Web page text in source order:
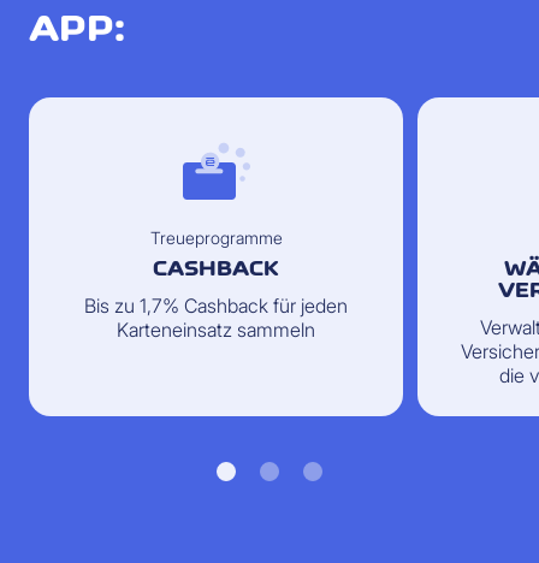
APP:
Treueprogramme
CASHBACK
Bis zu 1,7% Cashback für jeden
Karteneinsatz sammeln
die